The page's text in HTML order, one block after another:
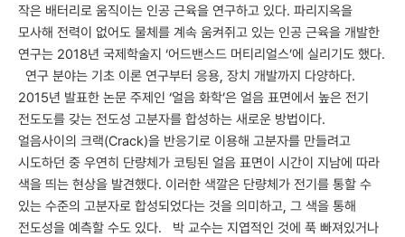
작은 배터리로 움직이는 인공 근육을 연구하고 있다. 파리지옥을
모사해 전력이 없어도 물체를 계속 움켜쥐고 있는 인공 근육을 개발한
연구는 2018년 국제학술지 ‘어드밴스드 머티리얼스’에 실리기도 했다.
연구 분야는 기초 이론 연구부터 응용, 장치 개발까지 다양하다.
2015년 발표한 논문 주제인 ‘얼음 화학’은 얼음 표면에서 높은 전기
전도도를 갖는 전도성 고분자를 합성하는 새로운 방법이다.
얼음사이의 크랙(Crack)을 반응기로 이용해 고분자를 만들려고
시도하던 중 우연히 단량체가 코팅된 얼음 표면이 시간이 지남에 따라
색을 띄는 현상을 발견했다. 이러한 색깔은 단량체가 전기를 통할 수
있는 수준의 고분자로 합성되었다는 것을 의미하고, 그 색을 통해
전도성을 예측할 수도 있다. 박 교수는 지엽적인 것에 푹 빠져있거나